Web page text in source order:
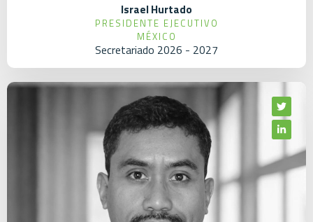
Israel Hurtado
PRESIDENTE EJECUTIVO
MÉXICO
Secretariado 2026 - 2027